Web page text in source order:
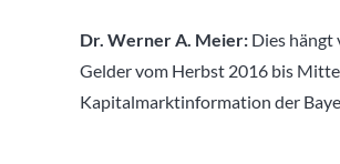
Dr. Werner A. Meier: Dies hängt
Gelder vom Herbst 2016 bis
Kapitalmarktinformation der